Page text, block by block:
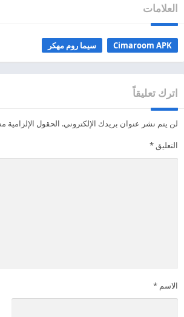
العلامات
Cimaroom APK سيما روم مهكر
اترك تعليقاً
لن يتم نشر عنوان بريدك الإلكتروني. الحقول الإلزامية
التعليق *
الاسم *